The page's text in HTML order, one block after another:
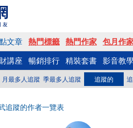
文章 熱門標籤 熱門作家 包月作
講座 暢銷排行 精裝套書 影音教
月最多人追蹤 季最多人追蹤 追蹤的
追蹤的作者一覽表